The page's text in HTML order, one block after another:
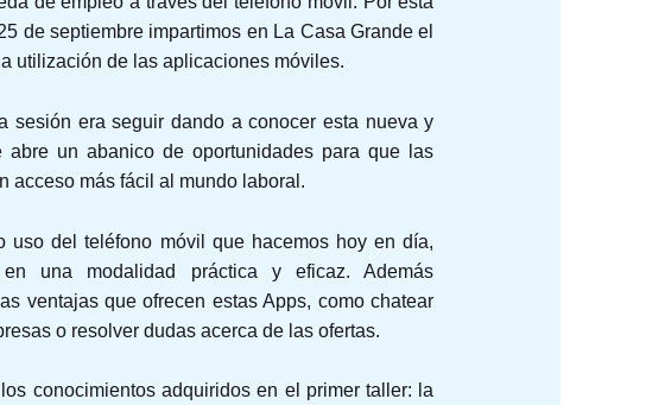
de septiembre impartimos en La Casa Grande el
utilización de las aplicaciones móviles.
sesión era seguir dando a conocer esta nueva y
abre un abanico de oportunidades para que las
acceso más fácil al mundo laboral.
uso del teléfono móvil que hacemos hoy en día,
una modalidad práctica y eficaz. Además
ventajas que ofrecen estas Apps, como chatear
o resolver dudas acerca de las ofertas.
conocimientos adquiridos en el primer taller: la